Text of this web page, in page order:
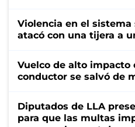
Violencia en el
atacó con una tijera a
Vuelco de alto impacto
conductor se salvó de
Diputados de LLA
para que las multas